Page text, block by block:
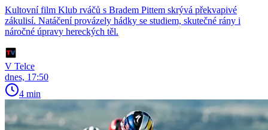
Kultovní film Klub rváčů s Bradem Pittem skrývá překvapivé
zákulisí. Natáčení provázely hádky se studiem, skutečné rány i
náročné úpravy hereckých těl.
V Telce
dnes, 17:50
4 min